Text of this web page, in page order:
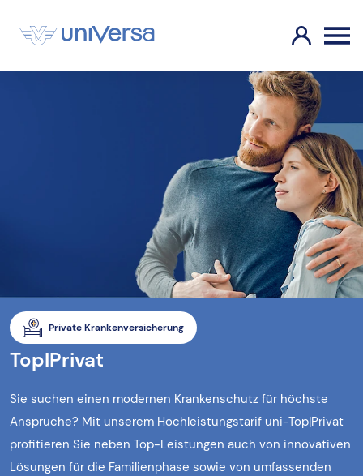
Private Krankenversicherung
TopIPrivat
Sie suchen einen modernen Krankenschutz für höchste
Ansprüche? Mit unserem Hochleistungstarif uni-Top|Privat
profitieren Sie neben Top-Leistungen auch von innovativen
Lösungen für die Familienphase sowie von umfassenden